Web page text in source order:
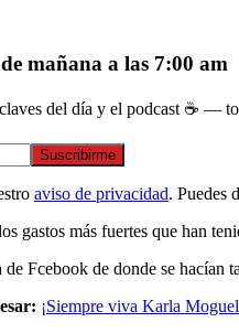
mañana a las 7:00 am
del día y el podcast ☕ —
Suscribirme
aviso de privacidad. Puedes
gastos más fuertes que han
Fcebook de donde se hacían
¡Siempre viva Karla